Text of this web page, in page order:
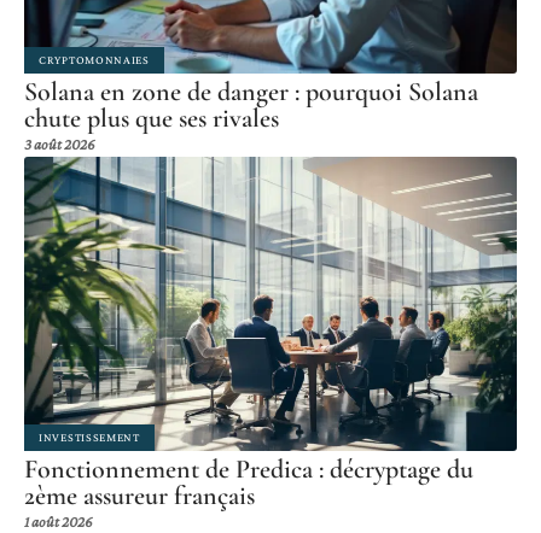
CRYPTOMONNAIES
Solana en zone de danger : pourquoi Solana
chute plus que ses rivales
3 août 2026
INVESTISSEMENT
Fonctionnement de Predica : décryptage du
2ème assureur français
1 août 2026